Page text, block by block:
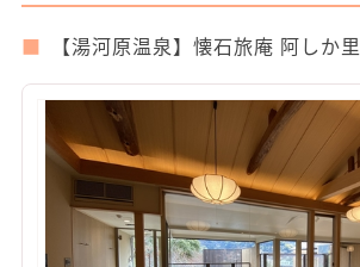
【湯河原温泉】懐石旅庵 阿しか里